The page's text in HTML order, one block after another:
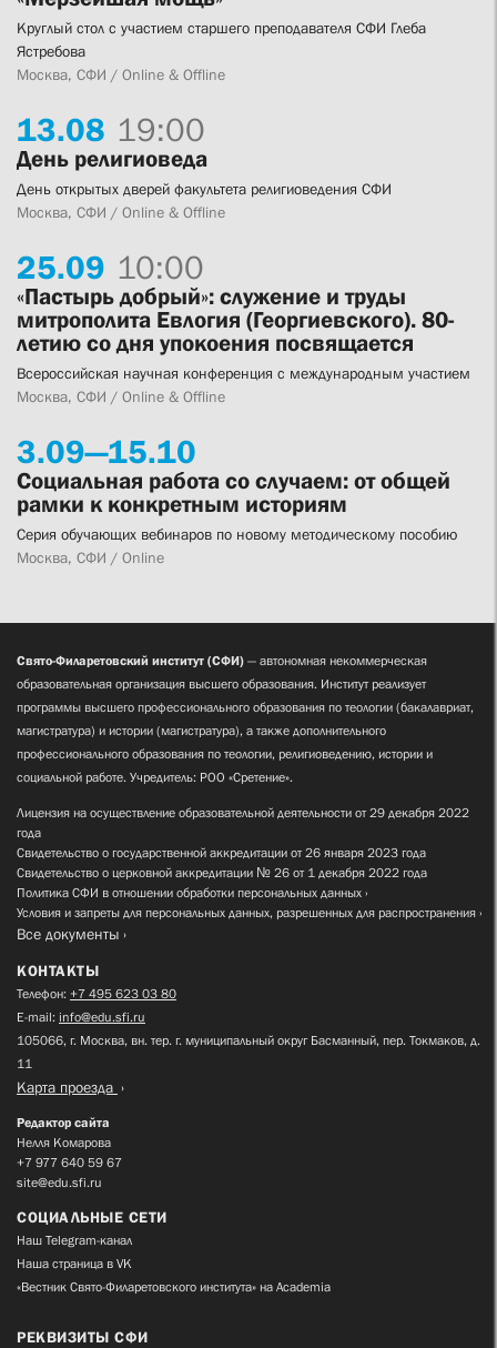
Круглый стол с участием старшего преподавателя СФИ Глеба
Ястребова
Москва, СФИ / Online & Offline
13.08 19:00
День религиоведа
День открытых дверей факультета религиоведения СФИ
Москва, СФИ / Online & Offline
25.09 10:00
«Пастырь добрый»: служение и труды
митрополита Евлогия (Георгиевского). 80-
летию со дня упокоения посвящается
Всероссийская научная конференция с международным участием
Москва, СФИ / Online & Offline
3.09—15.10
Социальная работа со случаем: от общей
рамки к конкретным историям
Серия обучающих вебинаров по новому методическому пособию
Москва, СФИ / Online
Свято-Филаретовский институт (СФИ) — автономная некоммерческая
образовательная организация высшего образования. Институт реализует
программы высшего профессионального образования по теологии (бакалавриат,
магистратура) и истории (магистратура), а также дополнительного
профессионального образования по теологии, религиоведению, истории и
социальной работе. Учредитель: РОО «Сретение».
Лицензия на осуществление образовательной деятельности от 29 декабря 2022
года
Свидетельство о государственной аккредитации от 26 января 2023 года
Свидетельство о церковной аккредитации № 26 от 1 декабря 2022 года
Политика СФИ в отношении обработки персональных данных
Условия и запреты для персональных данных, разрешенных для распространения
Все документы
КОНТАКТЫ
Телефон: +7 495 623 03 80
E-mail: info@edu.sfi.ru
105066, г. Москва, вн. тер. г. муниципальный округ Басманный, пер. Токмаков, д.
11
Карта проезда
Редактор сайта
Нелля Комарова
+7 977 640 59 67
site@edu.sfi.ru
СОЦИАЛЬНЫЕ СЕТИ
Наш Telegram-канал
Наша страница в VK
«Вестник Свято-Филаретовского института» на Academia
РЕКВИЗИТЫ СФИ